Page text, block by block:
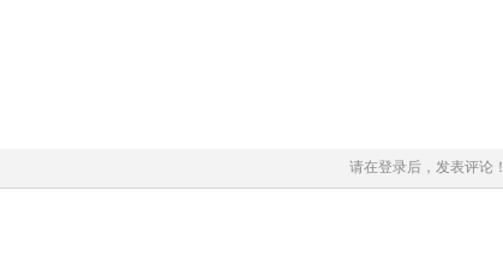
请在登录后，发表评论！